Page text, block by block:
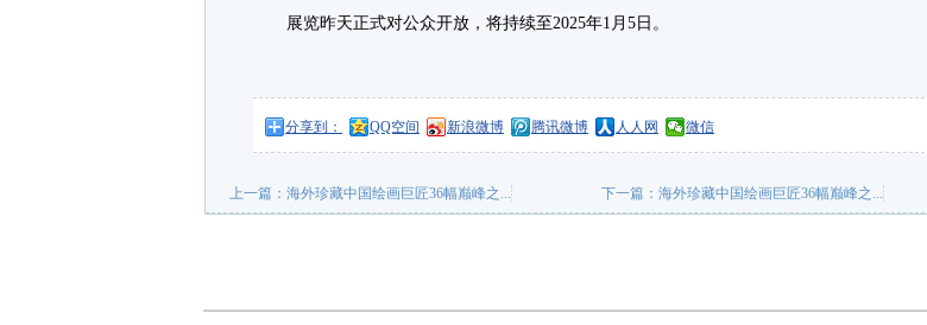
展览昨天正式对公众开放，将持续至2025年1月5日。
分享到： QQ空间 新浪微博 腾讯微博 人人网 微信
上一篇： 海外珍藏中国绘画巨匠36幅巅峰之... 下一篇： 海外珍藏中国绘画巨匠36幅巅峰之...